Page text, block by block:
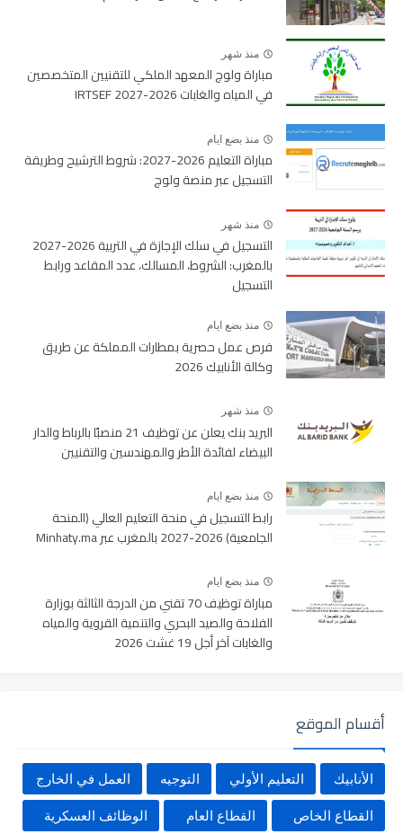
منذ شهر
مباراة ولوج المعهد الملكي للتقنيين المتخصصين
في المياه والغابات 2026-2027 IRTSEF
منذ بضع ايام
مباراة التعليم 2026-2027: شروط الترشيح وطريقة
التسجيل عبر منصة ولوج
منذ شهر
التسجيل في سلك الإجازة في التربية 2026-2027
بالمغرب: الشروط، المسالك، عدد المقاعد ورابط
التسجيل
منذ بضع ايام
فرص عمل حصرية بمطارات المملكة عن طريق
وكالة الأنابيك 2026
منذ شهر
البريد بنك يعلن عن توظيف 21 منصبًا بالرباط والدار
البيضاء لفائدة الأطر والمهندسين والتقنيين
منذ بضع ايام
رابط التسجيل في منحة التعليم العالي (المنحة
الجامعية) 2026-2027 بالمغرب عبر Minhaty.ma
منذ بضع ايام
مباراة توظيف 70 تقني من الدرجة الثالثة بوزارة
الفلاحة والصيد البحري والتنمية القروية والمياه
والغابات آخر أجل 19 غشت 2026
أقسام الموقع
الأنابيك التعليم الأولي التوجيه العمل في الخارج
القطاع الخاص القطاع العام الوظائف العسكرية